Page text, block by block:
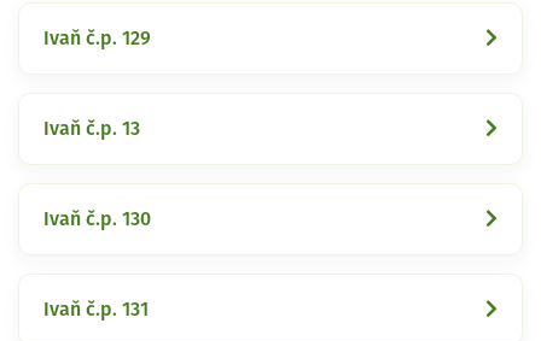
Ivaň č.p. 129
Ivaň č.p. 13
Ivaň č.p. 130
Ivaň č.p. 131